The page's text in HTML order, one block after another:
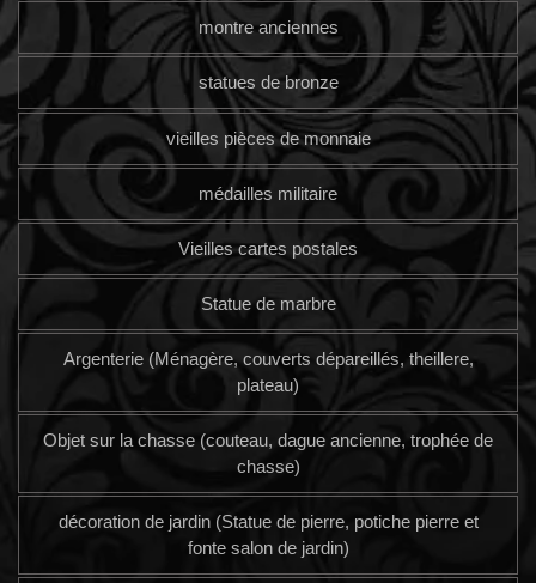
montre anciennes
statues de bronze
vieilles pièces de monnaie
médailles militaire
Vieilles cartes postales
Statue de marbre
Argenterie (Ménagère, couverts dépareillés, theillere,
plateau)
Objet sur la chasse (couteau, dague ancienne, trophée de
chasse)
décoration de jardin (Statue de pierre, potiche pierre et
fonte salon de jardin)